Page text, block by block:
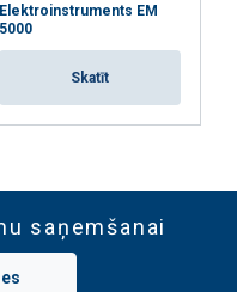
Elektroinstruments EM
5000
Skatīt
saņemšanai